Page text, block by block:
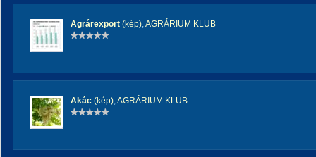
Agrárexport (kép),AGRÁRIUM KLUB
Akác (kép),AGRÁRIUM KLUB